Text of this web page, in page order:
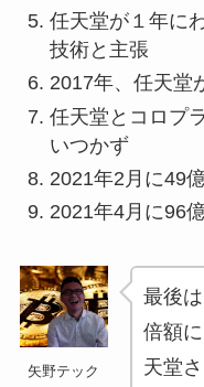
任天堂が１年に
技術と主張
2017年、任天堂
任天堂とコロプ
いつかず
2021年2月に49
2021年4月に96
矢野テック
最後
倍額
天堂